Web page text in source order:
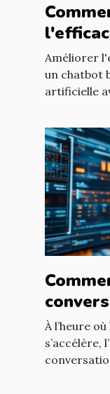
Améliorer
un chatbot
artificielle
web
À l’heure
s’accélère,